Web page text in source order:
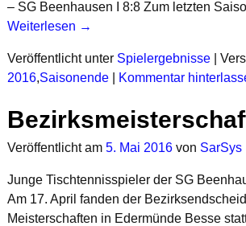
– SG Beenhausen I 8:8 Zum letzten
Weiterlesen →
Veröffentlicht unter Spielergebnisse|
2016,Saisonende| Kommentar
Veröffentlicht am 5. Mai 2016 von SarSys
Junge Tischtennisspieler der SG
Am 17. April fanden der
Meisterschaften in Edermünde Besse